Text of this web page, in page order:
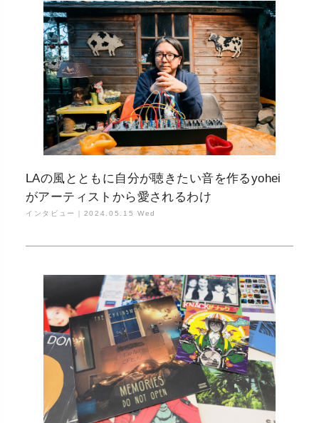
LAの風とともに自分が聴きたい音を作るyohei
がアーティストから愛されるわけ
インタビュー｜ 2024.05.15 Wed